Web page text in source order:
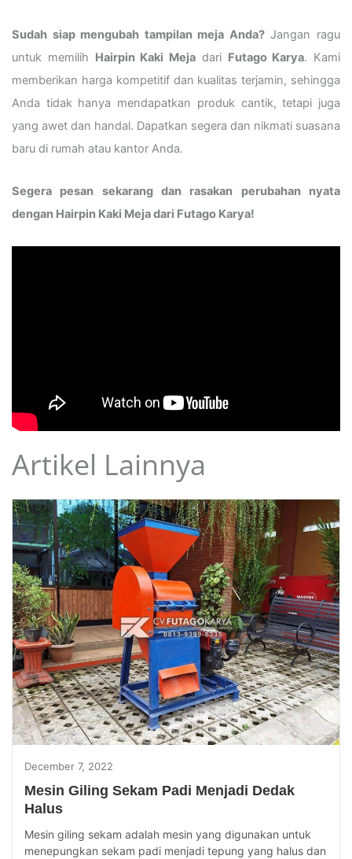
Sudah siap mengubah tampilan meja Anda?Jangan ragu
untuk memilih Hairpin Kaki Meja dari Futago Karya. Kami
memberikan harga kompetitif dan kualitas terjamin, sehingga
Anda tidak hanya mendapatkan produk cantik, tetapi juga
yang awet dan handal. Dapatkan segera dan nikmati suasana
baru di rumah atau kantor Anda.
Segera pesan sekarang dan rasakan perubahan nyata
dengan Hairpin Kaki Meja dari Futago Karya!
Artikel Lainnya
December 7, 2022
Mesin Giling Sekam Padi Menjadi Dedak
Halus
Mesin giling sekam adalah mesin yang digunakan untuk
menepungkan sekam padi menjadi tepung yang halus dan